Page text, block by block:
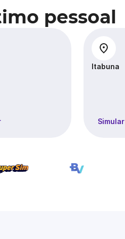
pessoal
Itabuna
Simular